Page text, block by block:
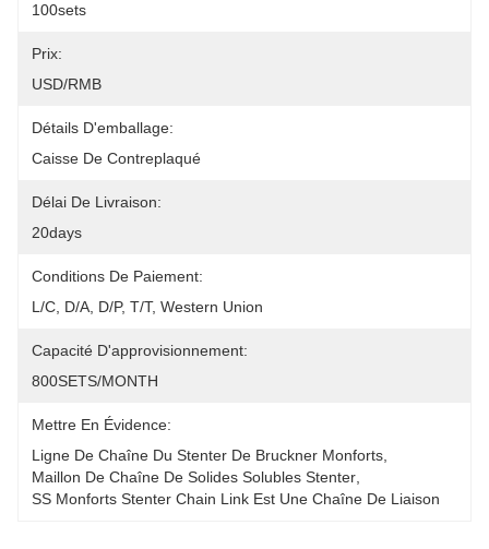
100sets
Prix:
USD/RMB
Détails D'emballage:
Caisse De Contreplaqué
Délai De Livraison:
20days
Conditions De Paiement:
L/C, D/A, D/P, T/T, Western Union
Capacité D'approvisionnement:
800SETS/MONTH
Mettre En Évidence:
Ligne De Chaîne Du Stenter De Bruckner Monforts
Maillon De Chaîne De Solides Solubles Stenter
SS Monforts Stenter Chain Link Est Une Chaîne De Liaison